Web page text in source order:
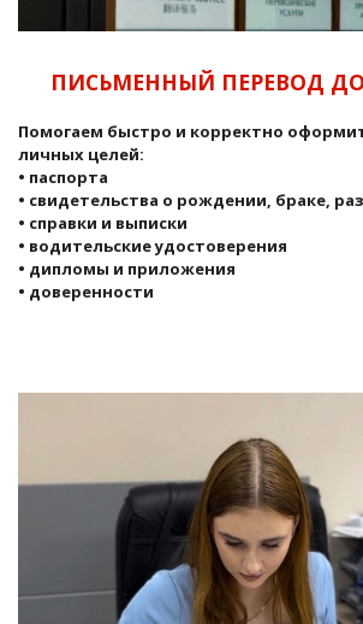
ПИСЬМЕННЫЙ ПЕРЕВОД
Помогаем быстро и корректно
личных целей:
• паспорта
• свидетельства о рождении, браке,
• справки и выписки
• водительские удостоверения
• дипломы и приложения
• доверенности